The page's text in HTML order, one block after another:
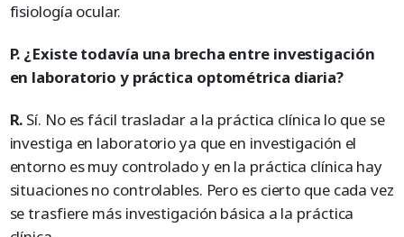
fisiología ocular.
P. ¿Existe todavía una brecha entre investigación
en laboratorio y práctica optométrica diaria?
R. Sí. No es fácil trasladar a la práctica clínica lo que se
investiga en laboratorio ya que en investigación el
entorno es muy controlado y en la práctica clínica hay
situaciones no controlables. Pero es cierto que cada vez
se trasfiere más investigación básica a la práctica